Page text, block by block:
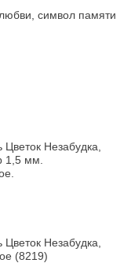
символ памяти
Незабудка,
1,5 мм.
Незабудка,
(8219)